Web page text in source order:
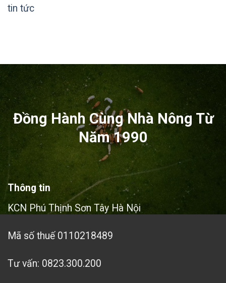
tin tức
Đồng Hành Cùng Nhà Nông Từ
Năm 1990
Thông tin
KCN Phú Thịnh Sơn Tây Hà Nội
Mã số thuế 0110218489
Tư vấn: 0823.300.200